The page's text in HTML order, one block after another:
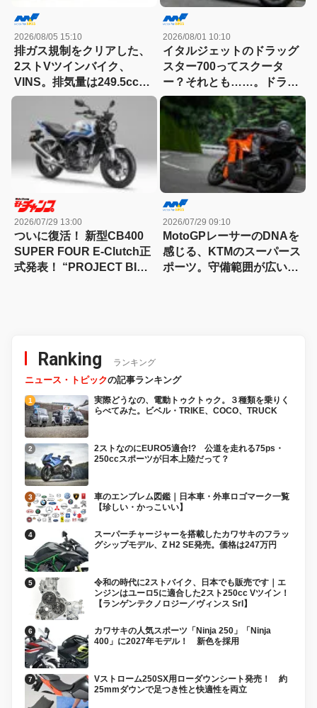
2026/08/05 15:10
排ガス規制をクリアした、
2ストVツインバイク、
VINS。排気量は249.5cc、
83HPを絞り出す。そのエ
ンジンの技術とは
2026/08/01 10:10
イタルジェットのドラッグ
スター700ってスクータ
ー？それとも……。ドラッ
グスター700ツイン・リミ
テッドエディション試乗記
2026/07/29 13:00
ついに復活！ 新型CB400
SUPER FOUR E-Clutch正
式発表！ “PROJECT BIG-
2026/07/29 09:10
MotoGPレーサーのDNAを
感じる、KTMのスーパース
ポーツ。守備範囲が広い史
Ranking ランキング
ニュース・トピックの記事ランキング
実際どうなの、電動トゥクトゥク。３種類を乗りく
らべてみた。ビベル・TRIKE、COCO、TRUCK
2ストなのにEURO5適合!? 公道を走れる75ps・
250ccスポーツが日本上陸だって？
車のエンブレム図鑑｜日本車・外車ロゴマーク一覧
【珍しい・かっこいい】
スーパーチャージャーを搭載したカワサキのフラッ
グシップモデル、Z H2 SE発売。価格は247万円
令和の時代に2ストバイク、日本でも販売です｜エ
ンジンはユーロ5に適合した2スト250cc Vツイン！
【ランゲンテクノロジー／ヴィンス Srl】
カワサキの人気スポーツ「Ninja 250」「Ninja
400」に2027年モデル！ 新色を採用
Vストローム250SX用ローダウンシート発売！ 約
25mmダウンで足つき性と快適性を両立